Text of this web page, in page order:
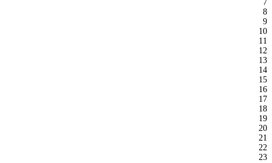
7
8
9
10
11
12
13
14
15
16
17
18
19
20
21
22
23